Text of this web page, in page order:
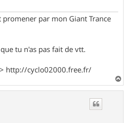
promener par mon Giant Trance
tu n'as pas fait de vtt.
http://cyclo02000.free.fr/
a